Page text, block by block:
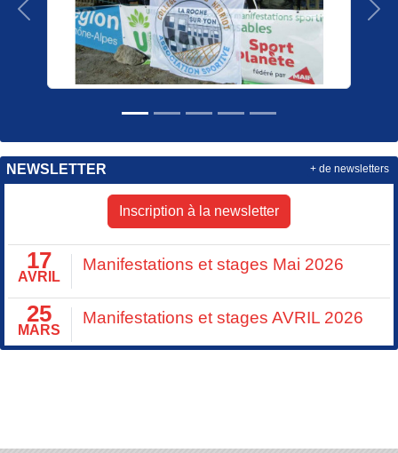
Précedent
NEWSLETTER
Inscription à la newsletter
17
AVRIL
Manifestations et stages Mai 2026
25
MARS
Manifestations et stages AVRIL 2026
+ de newsletters